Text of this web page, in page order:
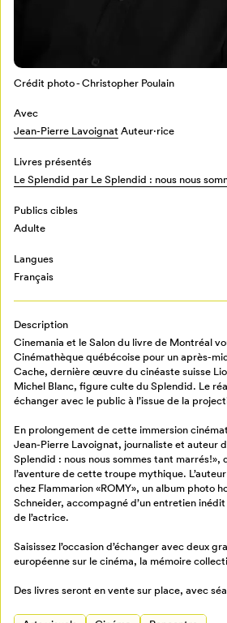
Mon Salon
Crédit photo - Christopher Poulain
Avec
Jean-Pierre Lavoignat Auteur·rice
Livres présentés
Le Splendid par Le Splendid : nous nous
Publics cibles
Adulte
Langues
Français
Description
Cinemania et le Salon du livre de Montréal
Cinémathèque québécoise pour un après-
Cache, dernière œuvre du cinéaste suisse
Michel Blanc, figure culte du Splendid. Le
échanger avec le public à l’issue de la
En prolongement de cette immersion
Jean-Pierre Lavoignat, journaliste et auteur
Splendid : nous nous sommes tant marrés!»,
l’aventure de cette troupe mythique.
chez Flammarion «ROMY», un album photo
Schneider, accompagné d’un entretien
de l’actrice.
Saisissez l’occasion d’échanger avec deux
européenne sur le cinéma, la mémoire
Des livres seront en vente sur place, avec
Pour enregistrer vos